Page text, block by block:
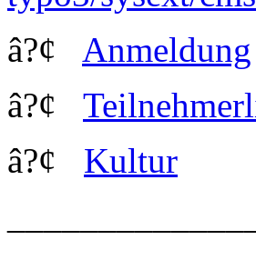
â?¢ Anmeldung
â?¢
â?¢ Kultur